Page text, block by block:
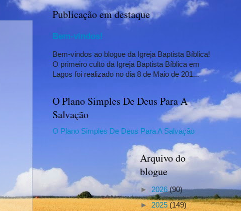
Publicação em destaque
Bem-vindos!
Bem-vindos ao blogue da Igreja Baptista Bíblica!
O primeiro culto da Igreja Baptista Bíblica em
Lagos foi realizado no dia 8 de Maio de 201...
O Plano Simples De Deus Para A
Salvação
O Plano Simples De Deus Para A Salvação
Arquivo do
blogue
► 2026(90)
►2025 (149)